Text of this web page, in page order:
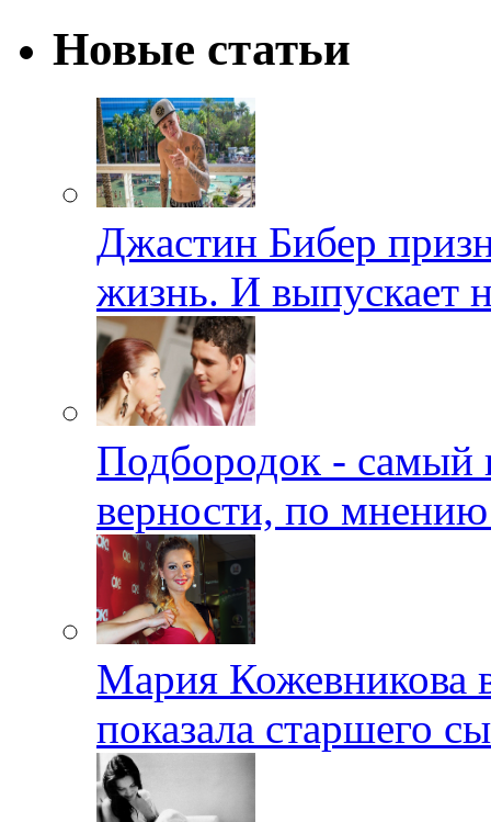
Новые статьи
Джастин Бибер
жизнь. И выпускает
Подбородок - самый
верности, по
Мария Кожевникова
показала старшего